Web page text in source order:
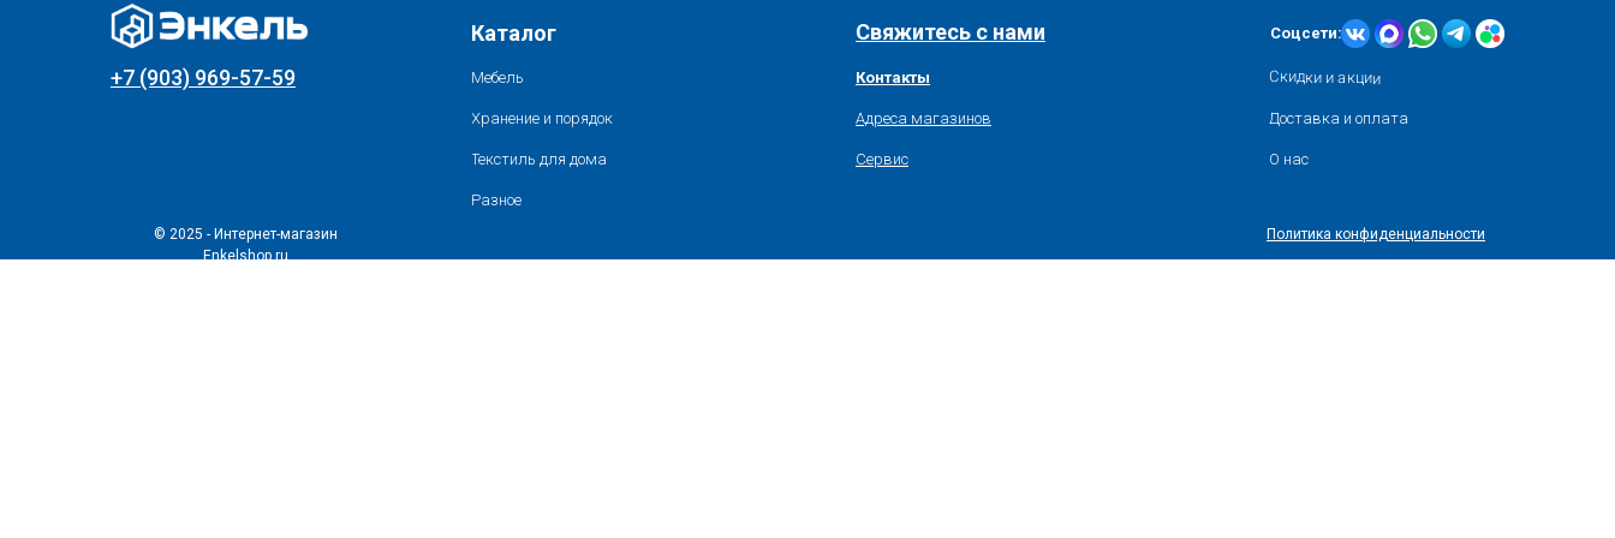
Каталог
Мебель
Хранение и порядок
Текстиль для дома
Разное
Скидки и акции
Доставка и оплата
О нас
Соцсети:
+7 (903) 969-57-59 Контакты
Свяжитесь с нами
Адреса магазинов
Сервис
© 2025 - Интернет-магазин
Enkelshop.ru
Политика конфиденциальности